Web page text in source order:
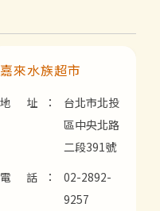
嘉來水族超市
地 址：
台北市北投
區中央北路
二段391號
電 話：
02-2892-
9257